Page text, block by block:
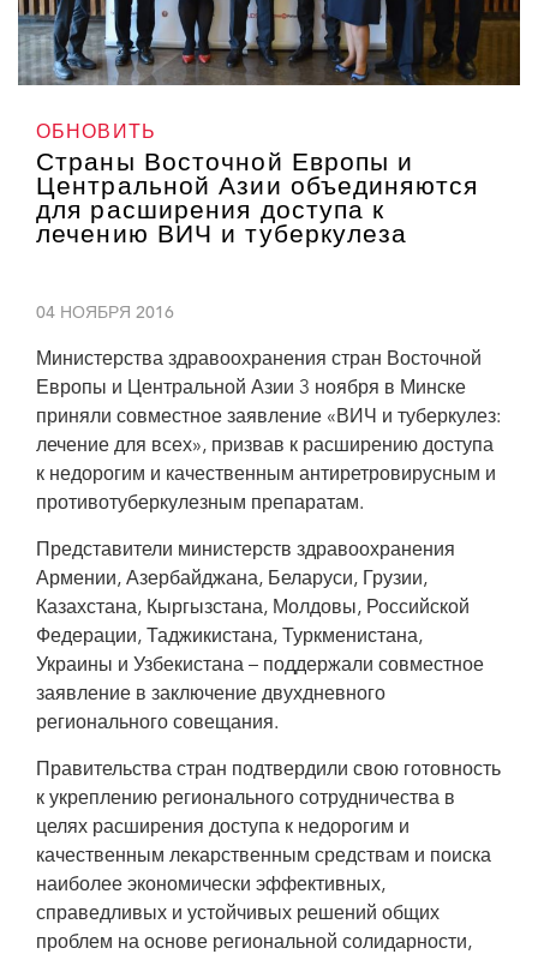
ОБНОВИТЬ
Страны Восточной Европы и
Центральной Азии объединяются
для расширения доступа к
лечению ВИЧ и туберкулеза
04 НОЯБРЯ 2016
Министерства здравоохранения стран Восточной
Европы и Центральной Азии 3 ноября в Минске
приняли совместное заявление «ВИЧ и туберкулез:
лечение для всех», призвав к расширению доступа
к недорогим и качественным антиретровирусным и
противотуберкулезным препаратам.
Представители министерств здравоохранения
Армении, Азербайджана, Беларуси, Грузии,
Казахстана, Кыргызстана, Молдовы, Российской
Федерации, Таджикистана, Туркменистана,
Украины и Узбекистана – поддержали совместное
заявление в заключение двухдневного
регионального совещания.
Правительства стран подтвердили свою готовность
к укреплению регионального сотрудничества в
целях расширения доступа к недорогим и
качественным лекарственным средствам и поиска
наиболее экономически эффективных,
справедливых и устойчивых решений общих
проблем на основе региональной солидарности,